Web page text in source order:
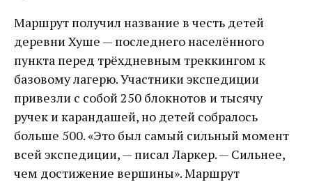
Маршрут получил название в честь детей
деревни Хуше — последнего населённого
пункта перед трёхдневным треккингом к
базовому лагерю. Участники экспедиции
привезли с собой 250 блокнотов и тысячу
ручек и карандашей, но детей собралось
больше 500. «Это был самый сильный момент
всей экспедиции, — писал Ларкер. — Сильнее,
чем достижение вершины». Маршрут